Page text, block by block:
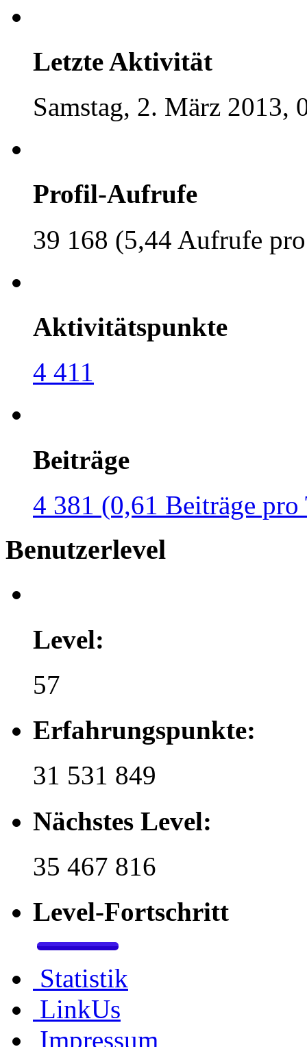
Letzte Aktivität
Samstag, 2. März 2013,
Profil-Aufrufe
39 168 (5,44 Aufrufe
Aktivitätspunkte
4 411
Beiträge
4 381 (0,61 Beiträge pro
Benutzerlevel
Level:
57
Erfahrungspunkte:
31 531 849
Nächstes Level:
35 467 816
Level-Fortschritt
Statistik
LinkUs
Impressum